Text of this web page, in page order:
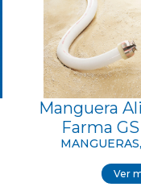
Manguera
Farma
Ver